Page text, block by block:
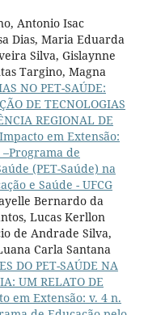
Antonio Isac
Dias, Maria Eduarda
Silva, Gislaynne
Targino, Magna
NO PET-SAÚDE:
DE TECNOLOGIAS
REGIONAL DE
em Extensão:
de
(PET-Saúde) na
e Saúde - UFCG
Bernardo da
Lucas Kerllon
de Andrade Silva,
Carla Santana
DO PET-SAÚDE NA
UM RELATO DE
em Extensão: v. 4 n.